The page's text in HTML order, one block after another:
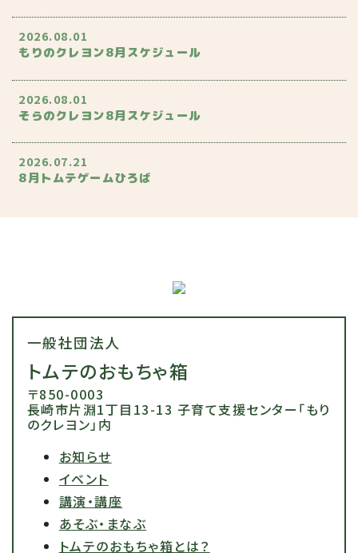
2026.08.01
もりのクレヨン8月スケジュール
2026.08.01
そらのクレヨン8月スケジュール
2026.07.21
8月トムテゲームひろば
一般社団法人
トムテのおもちゃ箱
〒850-0003
長崎市片淵1丁目13-13 子育て支援センター「もり
のクレヨン」内
お知らせ
イベント
講演・講座
あそぶ・まなぶ
トムテのおもちゃ箱とは？